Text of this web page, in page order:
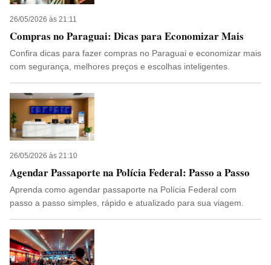
26/05/2026 às 21:11
Compras no Paraguai: Dicas para Economizar Mais
Confira dicas para fazer compras no Paraguai e economizar mais
com segurança, melhores preços e escolhas inteligentes.
26/05/2026 às 21:10
Agendar Passaporte na Polícia Federal: Passo a Passo
Aprenda como agendar passaporte na Polícia Federal com
passo a passo simples, rápido e atualizado para sua viagem.